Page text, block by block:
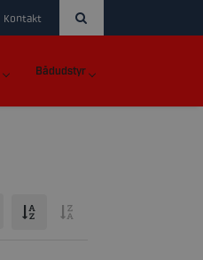
Kontakt
Bådudstyr